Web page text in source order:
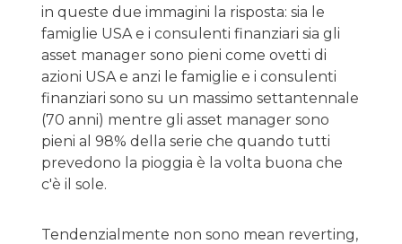
in queste due immagini la risposta: sia le
famiglie USA e i consulenti finanziari sia gli
asset manager sono pieni come ovetti di
azioni USA e anzi le famiglie e i consulenti
finanziari sono su un massimo settantennale
(70 anni) mentre gli asset manager sono
pieni al 98% della serie che quando tutti
prevedono la pioggia è la volta buona che
c'è il sole.
Tendenzialmente non sono mean reverting,